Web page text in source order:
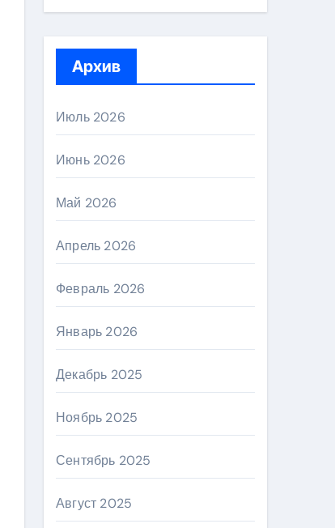
Архив
Июль 2026
Июнь 2026
Май 2026
Апрель 2026
Февраль 2026
Январь 2026
Декабрь 2025
Ноябрь 2025
Сентябрь 2025
Август 2025